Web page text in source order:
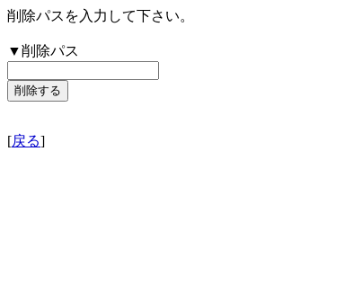
削除パスを入力して下さい。
▼削除パス
[戻る]